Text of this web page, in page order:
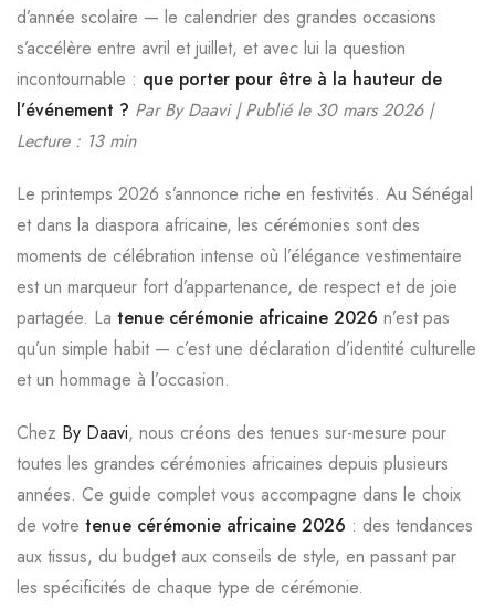
d’année scolaire — le calendrier des grandes occasions
s’accélère entre avril et juillet, et avec lui la question
incontournable : que porter pour être à la hauteur de
l’événement ? Par By Daavi | Publié le 30 mars 2026 |
Lecture : 13 min
Le printemps 2026 s’annonce riche en festivités. Au Sénégal
et dans la diaspora africaine, les cérémonies sont des
moments de célébration intense où l’élégance vestimentaire
est un marqueur fort d’appartenance, de respect et de joie
partagée. La tenue cérémonie africaine 2026 n’est pas
qu’un simple habit — c’est une déclaration d’identité culturelle
et un hommage à l’occasion.
Chez By Daavi, nous créons des tenues sur-mesure pour
toutes les grandes cérémonies africaines depuis plusieurs
années. Ce guide complet vous accompagne dans le choix
de votre tenue cérémonie africaine 2026 : des tendances
aux tissus, du budget aux conseils de style, en passant par
les spécificités de chaque type de cérémonie.